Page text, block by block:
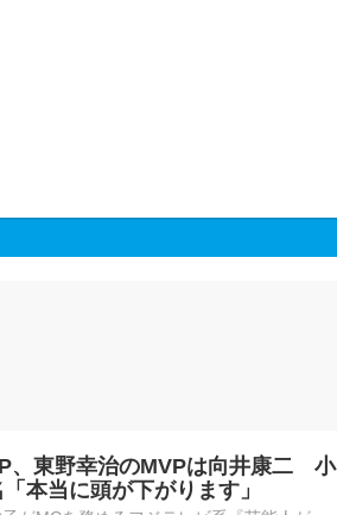
、東野幸治のMVPは向井康二 小
本当に頭が下がります」